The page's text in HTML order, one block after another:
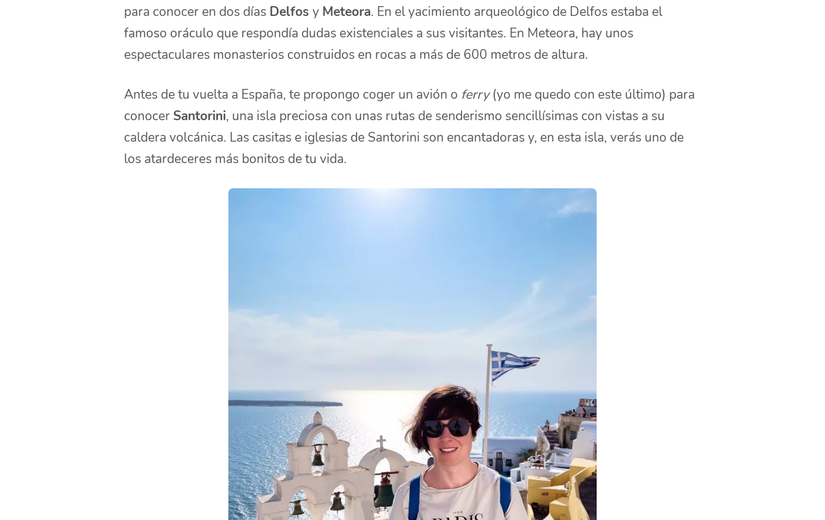
para conocer en dos días Delfos y Meteora. En el yacimiento arqueológico de Delfos estaba el
famoso oráculo que respondía dudas existenciales a sus visitantes. En Meteora, hay unos
espectaculares monasterios construidos en rocas a más de 600 metros de altura.
Antes de tu vuelta a España, te propongo coger un avión o ferry(yo me quedo con este último) para
conocer Santorini, una isla preciosa con unas rutas de senderismo sencillísimas con vistas a su
caldera volcánica. Las casitas e iglesias de Santorini son encantadoras y, en esta isla, verás uno de
los atardeceres más bonitos de tu vida.